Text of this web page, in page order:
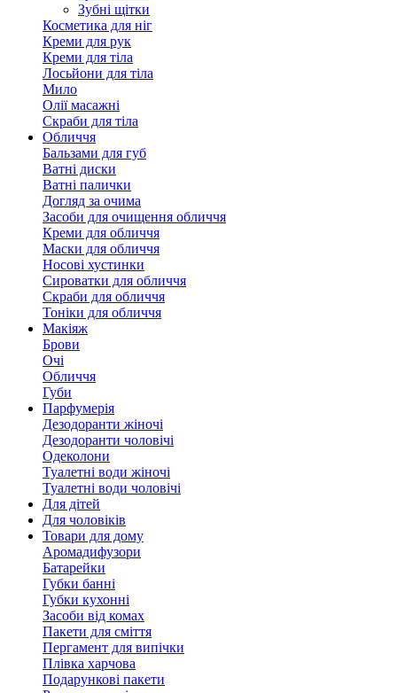
Зубні щітки
Косметика для ніг
Креми для рук
Креми для тіла
Лосьйони для тіла
Мило
Олії масажні
Скраби для тіла
Обличчя
Бальзами для губ
Ватні диски
Ватні палички
Догляд за очима
Засоби для очищення обличчя
Креми для обличчя
Маски для обличчя
Носові хустинки
Сироватки для обличчя
Скраби для обличчя
Тоніки для обличчя
Макіяж
Брови
Очі
Обличчя
Губи
Парфумерія
Дезодоранти жіночі
Дезодоранти чоловічі
Одеколони
Туалетні води жіночі
Туалетні води чоловічі
Для дітей
Для чоловіків
Товари для дому
Аромадифузори
Батарейки
Губки банні
Губки кухонні
Засоби від комах
Пакети для сміття
Пергамент для випічки
Плівка харчова
Подарункові пакети